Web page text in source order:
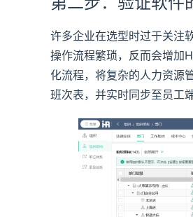
许多企业在选型时过于关注
操作流程繁琐，反而会增加
化流程，将复杂的人力资源
班次表，并实时同步至员工